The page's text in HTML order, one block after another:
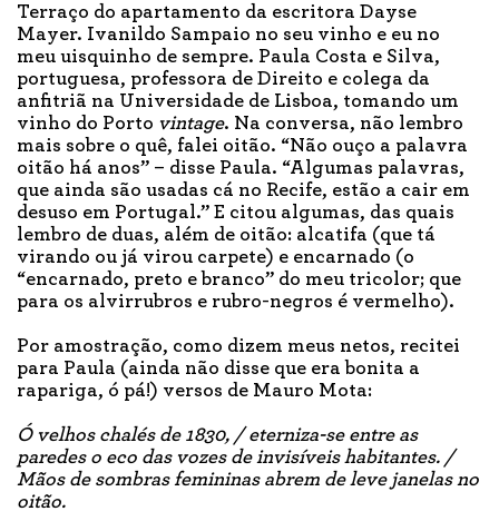
Terraço do apartamento da escritora Dayse
Mayer. Ivanildo Sampaio no seu vinho e eu no
meu uisquinho de sempre. Paula Costa e Silva,
portuguesa, professora de Direito e colega da
anfitriã na Universidade de Lisboa, tomando um
vinho do Porto vintage. Na conversa, não lembro
mais sobre o quê, falei oitão. “Não ouço a palavra
oitão há anos” – disse Paula. “Algumas palavras,
que ainda são usadas cá no Recife, estão a cair em
desuso em Portugal.” E citou algumas, das quais
lembro de duas, além de oitão: alcatifa (que tá
virando ou já virou carpete) e encarnado (o
“encarnado, preto e branco” do meu tricolor; que
para os alvirrubros e rubro-negros é vermelho).
Por amostração, como dizem meus netos, recitei
para Paula (ainda não disse que era bonita a
rapariga, ó pá!) versos de Mauro Mota:
Ó velhos chalés de 1830, / eterniza-se entre as
paredes o eco das vozes de invisíveis habitantes. /
Mãos de sombras femininas abrem de leve janelas no
oitão.